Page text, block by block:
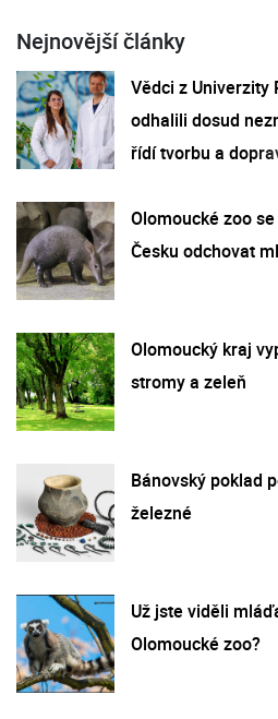
Nejnovější články
Vědci z Univerzity
odhalili dosud
řídí tvorbu a
Olomoucké zoo
Česku odchovat
Olomoucký kraj
stromy a zeleň
Bánovský poklad
železné
Už jste viděli
Olomoucké zoo?